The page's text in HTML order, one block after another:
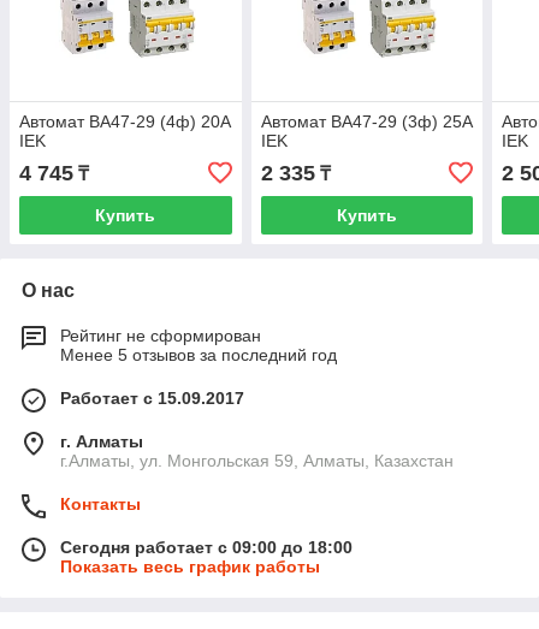
Автомат ВА47-29 (4ф) 20А
IEK
4 745 ₸
Купить
Автомат ВА47-29 (3ф) 25А
IEK
2 335₸
Купить
IEK
2
О нас
Рейтинг не сформирован
Менее 5 отзывов за последний год
Работает с 15.09.2017
г. Алматы
г.Алматы, ул. Монгольская 59, Алматы, Казахстан
Контакты
Сегодня работает с 09:00 до 18:00
Показать весь график работы